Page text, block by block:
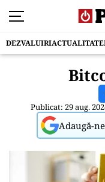
DEZVALUIRIACTUALITATE
Publicat: 29 aug.
Adaugă-